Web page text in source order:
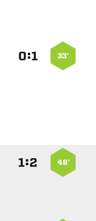
33’
:
48’
: